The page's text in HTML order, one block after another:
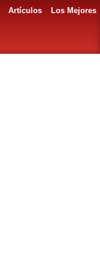
Artículos
Los Mejores